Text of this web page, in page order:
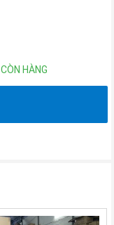
CÒN HÀNG